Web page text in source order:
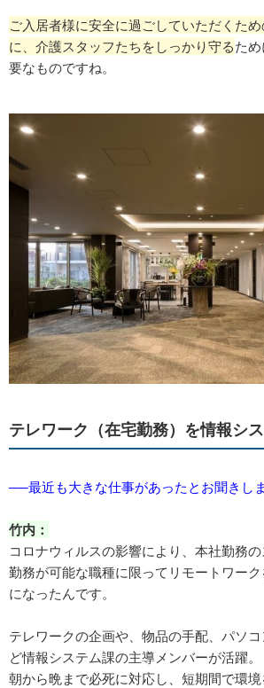
ご入居者様に安全に過ごしていただくた
に、介護スタッフたちをしっかり守るた
要なものですね。
テレワーク（在宅勤務）を情報シ
──最近も大きな仕事があったとお聞きし
竹内：
コロナウィルスの影響により、本社勤務
勤務が可能な職種に限ってリモートワー
になったんです。
テレワークの企画や、物品の手配、パソ
ど情報システム課の主導メンバーが活躍。
朝から晩まで必死に対応し、短期間で環境